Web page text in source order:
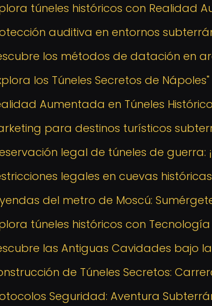
túneles históricos con Realidad
auditiva en entornos
los métodos de datación en
los Túneles Secretos de
Aumentada en Túneles
para destinos turísticos
legal de túneles de guerra:
legales en cuevas
del metro de Moscú:
túneles históricos con Tecnología
las Antiguas Cavidades bajo
de Túneles Secretos:
Seguridad: Aventura